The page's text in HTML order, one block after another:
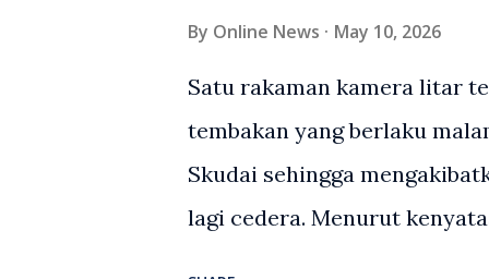
pelbagai reaksi orang ramai.
By Online News May 10, 2026
Satu rakaman kamera litar
tembakan yang berlaku
Skudai sehingga
lagi cedera. Menurut